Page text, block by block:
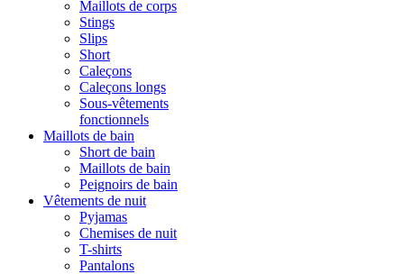
Maillots de corps
Stings
Slips
Short
Caleçons
Caleçons longs
Sous-vêtements
fonctionnels
Maillots de bain
Short de bain
Maillots de bain
Peignoirs de bain
Vêtements de nuit
Pyjamas
Chemises de nuit
T-shirts
Pantalons